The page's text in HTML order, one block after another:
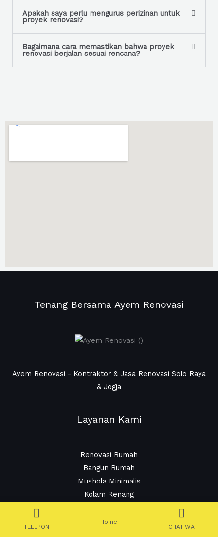
Apakah saya perlu mengurus perizinan untuk
proyek renovasi?
Bagaimana cara memastikan bahwa proyek
renovasi berjalan sesuai rencana?
Tenang Bersama Ayem Renovasi
Ayem Renovasi - Kontraktor & Jasa Renovasi Solo Raya
& Jogja
Layanan Kami
Renovasi Rumah
Bangun Rumah
Mushola Minimalis
Kolam Renang
Pengecatan Rumah
TELEPON
Home
CHAT WA